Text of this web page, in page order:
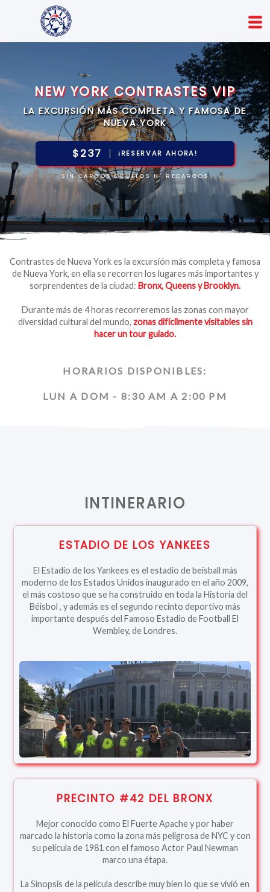
NEW YORK CONTRASTES VIP
LA EXCURSIÓN MÁS COMPLETA Y FAMOSA DE
NUEVA YORK
$237 ¡RESERVAR AHORA!
SIN CARGOS OCULTOS NI RECARGOS
Contrastes de Nueva York es la excursión más completa y famosa
de Nueva York, en ella se recorren los lugares más importantes y
sorprendentes de la ciudad: Bronx, Queens y Brooklyn.
Durante más de 4 horas recorreremos las zonas con mayor
diversidad cultural del mundo, zonas difícilmente visitables sin
hacer un tour guiado.
HORARIOS DISPONIBLES:
LUN A DOM - 8:30 AM A 2:00 PM
INTINERARIO
ESTADIO DE LOS YANKEES
El Estadio de los Yankees es el estadio de beisball más
moderno de los Estados Unidos inaugurado en el año 2009,
el más costoso que se ha construido en toda la Historia del
Béisbol , y además es el segundo recinto deportivo más
importante después del Famoso Estadio de Football El
Wembley, de Londres.
PRECINTO #42 DEL BRONX
Mejor conocido como El Fuerte Apache y por haber
marcado la historia como la zona más peligrosa de NYC y con
su película de 1981 con el famoso Actor Paul Newman
marco una étapa.
La Sinopsis de la película describe muy bien lo que se vivió en